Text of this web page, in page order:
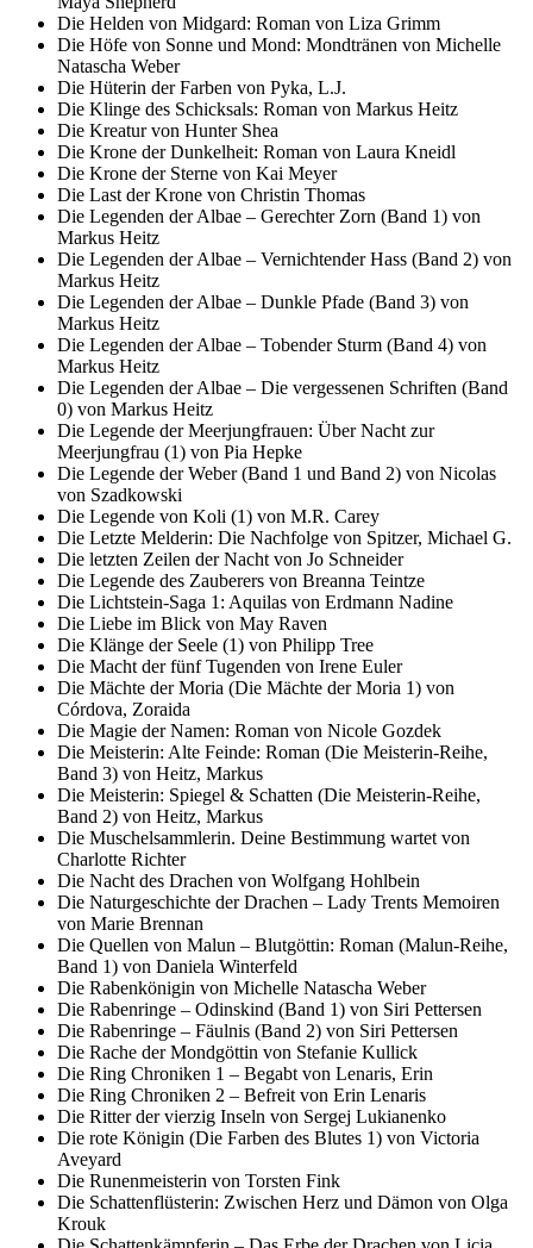
Die Helden von Midgard: Roman von Liza Grimm
Die Höfe von Sonne und Mond: Mondtränen von Michelle
Natascha Weber
Die Hüterin der Farben von Pyka, L.J.
Die Klinge des Schicksals: Roman von Markus Heitz
Die Kreatur von Hunter Shea
Die Krone der Dunkelheit: Roman von Laura Kneidl
Die Krone der Sterne von Kai Meyer
Die Last der Krone von Christin Thomas
Die Legenden der Albae – Gerechter Zorn (Band 1) von
Markus Heitz
Die Legenden der Albae – Vernichtender Hass (Band 2) von
Markus Heitz
Die Legenden der Albae – Dunkle Pfade (Band 3) von
Markus Heitz
Die Legenden der Albae – Tobender Sturm (Band 4) von
Markus Heitz
Die Legenden der Albae – Die vergessenen Schriften (Band
0) von Markus Heitz
Die Legende der Meerjungfrauen: Über Nacht zur
Meerjungfrau (1) von Pia Hepke
Die Legende der Weber (Band 1 und Band 2) von Nicolas
von Szadkowski
Die Legende von Koli (1) von M.R. Carey
Die Letzte Melderin: Die Nachfolge von Spitzer, Michael G.
Die letzten Zeilen der Nacht von Jo Schneider
Die Legende des Zauberers von Breanna Teintze
Die Lichtstein-Saga 1: Aquilas von Erdmann Nadine
Die Liebe im Blick von May Raven
Die Klänge der Seele (1) von Philipp Tree
Die Macht der fünf Tugenden von Irene Euler
Die Mächte der Moria (Die Mächte der Moria 1) von
Córdova, Zoraida
Die Magie der Namen: Roman von Nicole Gozdek
Die Meisterin: Alte Feinde: Roman (Die Meisterin-Reihe,
Band 3) von Heitz, Markus
Die Meisterin: Spiegel & Schatten (Die Meisterin-Reihe,
Band 2) von Heitz, Markus
Die Muschelsammlerin. Deine Bestimmung wartet von
Charlotte Richter
Die Nacht des Drachen von Wolfgang Hohlbein
Die Naturgeschichte der Drachen – Lady Trents Memoiren
von Marie Brennan
Die Quellen von Malun – Blutgöttin: Roman (Malun-Reihe,
Band 1) von Daniela Winterfeld
Die Rabenkönigin von Michelle Natascha Weber
Die Rabenringe – Odinskind (Band 1) von Siri Pettersen
Die Rabenringe – Fäulnis (Band 2) von Siri Pettersen
Die Rache der Mondgöttin von Stefanie Kullick
Die Ring Chroniken 1 – Begabt von Lenaris, Erin
Die Ring Chroniken 2 – Befreit von Erin Lenaris
Die Ritter der vierzig Inseln von Sergej Lukianenko
Die rote Königin (Die Farben des Blutes 1) von Victoria
Aveyard
Die Runenmeisterin von Torsten Fink
Die Schattenflüsterin: Zwischen Herz und Dämon von Olga
Krouk